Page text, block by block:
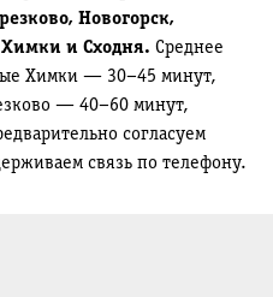
Новогорск,
и Сходня. Среднее
Химки — 30–45 минут,
— 40–60 минут,
согласуем
связь по телефону.